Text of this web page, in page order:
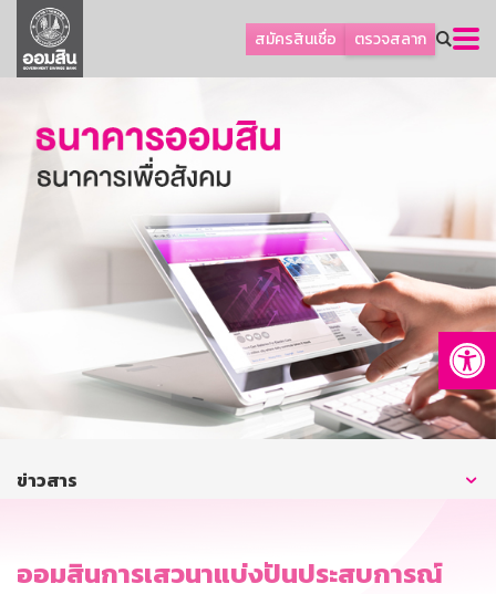
สมัครสินเชื่อ ตรวจสลาก
ลูกค้าธุรกิจ
ลูกค้าผู้ประกอบรายย่อย
ออมเพื่อสุข
เกี่ยวกับธนาคาร
การพัฒนาที่ยั่งยืน
บริการทางการเงิน
ติดต่อเรา
บริการออนไลน์
ข่าวสาร
ออมสินการเสวนาแบ่งปันประสบการณ์